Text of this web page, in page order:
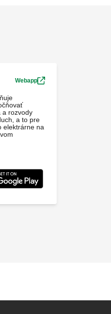
Webapp
a rozvody
a to pre
elektrárne na